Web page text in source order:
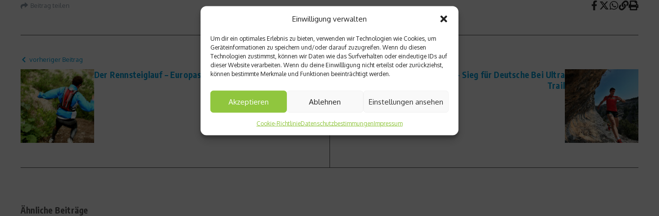
Einwilligung verwalten
Um dir ein optimales Erlebnis zu bieten, verwenden wir Technologien wie Cookies, um
Geräteinformationen zu speichern und/oder darauf zuzugreifen. Wenn du diesen
Technologien zustimmst, können wir Daten wie das Surfverhalten oder eindeutige IDs auf
dieser Website verarbeiten. Wenn du deine Einwillligung nicht erteilst oder zurückziehst,
können bestimmte Merkmale und Funktionen beeinträchtigt werden.
Akzeptieren Ablehnen Einstellungen ansehen
Cookie-RichtlinieDatenschutzbestimmungenImpressum
Beitrag teilen
vorheriger Beitrag
Der Rennsteiglauf – Europas größter Crosslauf
Nächster Beitrag
Inselüberquerung auf Spanisch – Sieg für Deutsche Bei Ultra
Trail
Ähnliche Beiträge